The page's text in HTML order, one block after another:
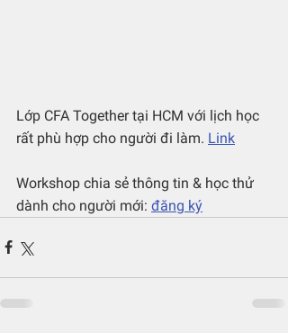
Lớp CFA Together tại HCM với lịch học
rất phù hợp cho người đi làm. Link
Workshop chia sẻ thông tin & học thử
dành cho người mới: đăng ký